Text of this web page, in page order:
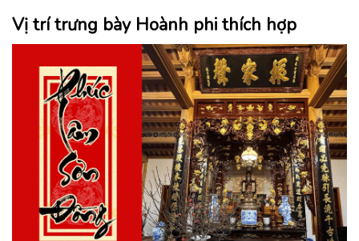
Vị trí trưng bày Hoành phi thích hợp